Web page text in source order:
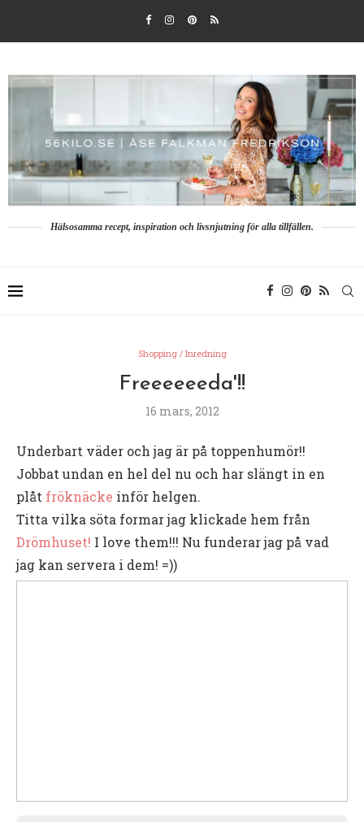
Hälsosamma recept, inspiration och livsnjutning för alla tillfällen.
Shopping / Inredning
Freeeeeeda'!!
16 mars, 2012
Underbart väder och jag är på toppenhumör!!
Jobbat undan en hel del nu och har slängt in en
plåt fröknäcke inför helgen.
Titta vilka söta formar jag klickade hem från
Drömhuset! I love them!!! Nu funderar jag på vad
jag kan servera i dem! =))